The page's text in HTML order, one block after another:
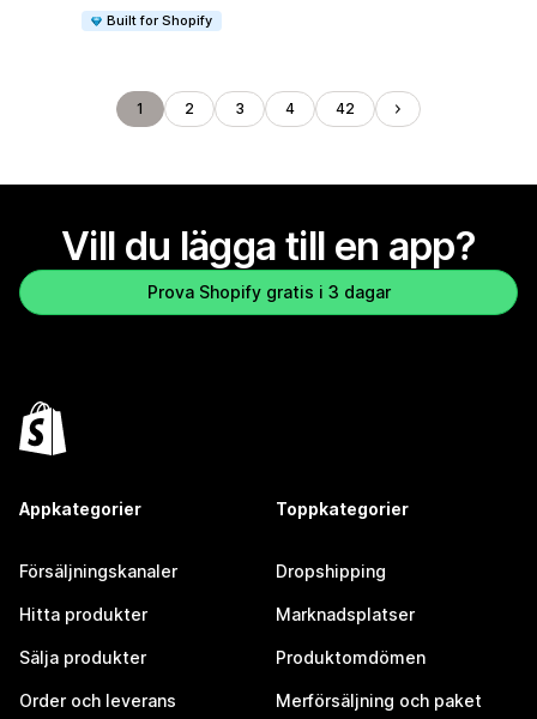
Built for Shopify
1 2 3 4 42
Vill du lägga till en app?
Prova Shopify gratis i 3 dagar
Appkategorier
Försäljningskanaler
Hitta produkter
Sälja produkter
Order och leverans
Toppkategorier
Dropshipping
Marknadsplatser
Produktomdömen
Merförsäljning och paket